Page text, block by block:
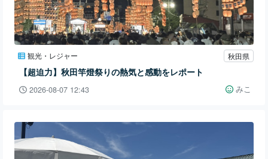
観光・レジャー 秋田県
【超迫力】秋田竿燈祭りの熱気と感動をレポート
2026-08-07 12:43 みこ